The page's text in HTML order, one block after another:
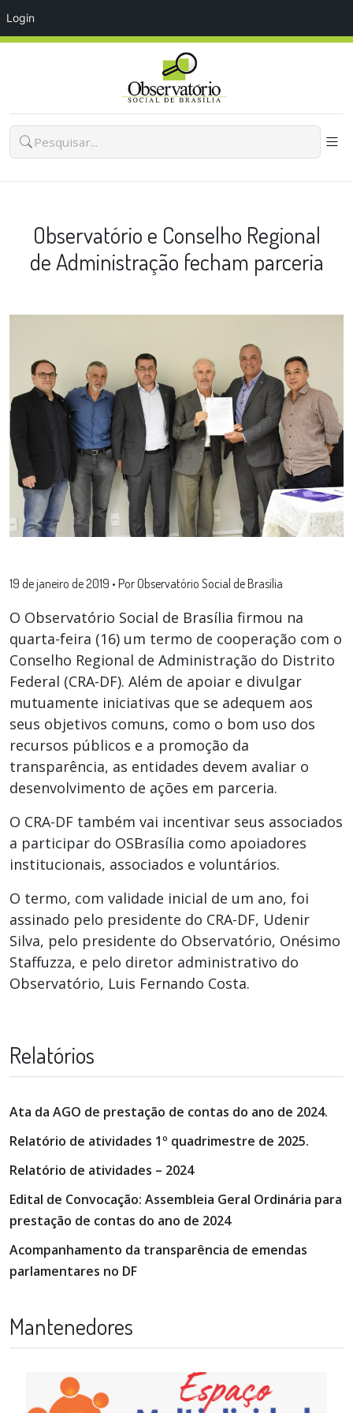
Login
Observatório e Conselho Regional
de Administração fecham parceria
19 de janeiro de 2019 • Por Observatório Social de Brasília
O Observatório Social de Brasília firmou na
quarta-feira (16) um termo de cooperação com o
Conselho Regional de Administração do Distrito
Federal (CRA-DF). Além de apoiar e divulgar
mutuamente iniciativas que se adequem aos
seus objetivos comuns, como o bom uso dos
recursos públicos e a promoção da
transparência, as entidades devem avaliar o
desenvolvimento de ações em parceria.
O CRA-DF também vai incentivar seus associados
a participar do OSBrasília como apoiadores
institucionais, associados e voluntários.
O termo, com validade inicial de um ano, foi
assinado pelo presidente do CRA-DF, Udenir
Silva, pelo presidente do Observatório, Onésimo
Staffuzza, e pelo diretor administrativo do
Observatório, Luis Fernando Costa.
Relatórios
Ata da AGO de prestação de contas do ano de 2024.
Relatório de atividades 1º quadrimestre de 2025.
Relatório de atividades – 2024
Edital de Convocação: Assembleia Geral Ordinária para
prestação de contas do ano de 2024
Acompanhamento da transparência de emendas
parlamentares no DF
Mantenedores